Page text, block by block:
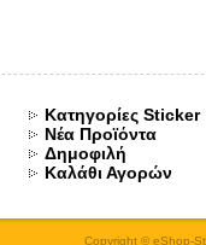
Κατηγορίες Sticker
Νέα Προϊόντα
Δημοφιλή
Καλάθι Αγορών
Copyright © eShop-